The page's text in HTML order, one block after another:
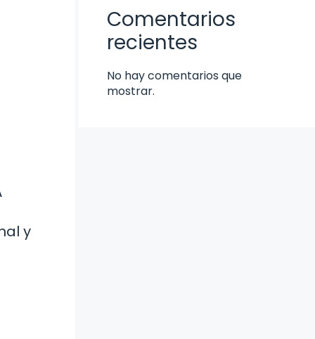
y
Comentarios
recientes
No hay comentarios que
mostrar.